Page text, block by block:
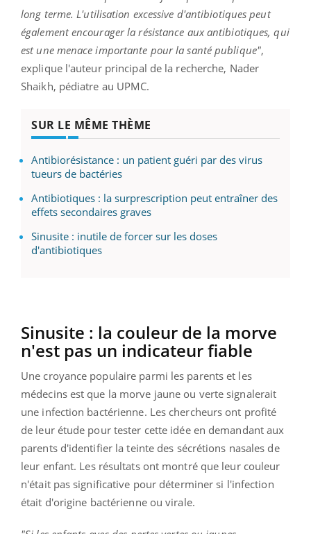
long terme. L'utilisation excessive d'antibiotiques peut
également encourager la résistance aux antibiotiques, qui
est une menace importante pour la santé publique",
explique l'auteur principal de la recherche, Nader
Shaikh, pédiatre au UPMC.
SUR LE MÊME THÈME
Antibiorésistance : un patient guéri par des virus
tueurs de bactéries
Antibiotiques : la surprescription peut entraîner des
effets secondaires graves
Sinusite : inutile de forcer sur les doses
d'antibiotiques
Sinusite : la couleur de la morve
n'est pas un indicateurfiable
Une croyance populaire parmi les parents et les
médecins est que la morve jaune ou verte signalerait
une infection bactérienne. Les chercheurs ont profité
de leur étude pour tester cette idée en demandant aux
parents d'identifier la teinte des sécrétions nasales de
leur enfant. Les résultats ont montré que leur couleur
n'était pas significative pour déterminer si l'infection
était d'origine bactérienne ou virale.